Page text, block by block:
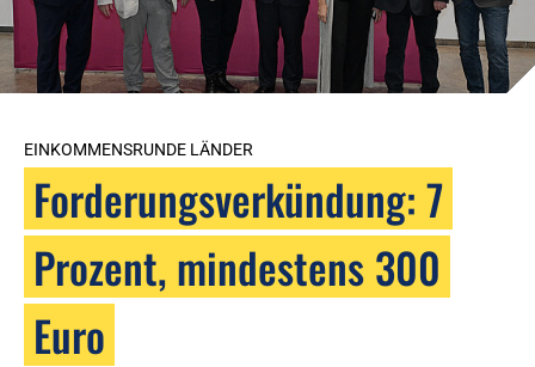
EINKOMMENSRUNDE LÄNDER
Forderungsverkündung: 7
Prozent, mindestens 300
Euro